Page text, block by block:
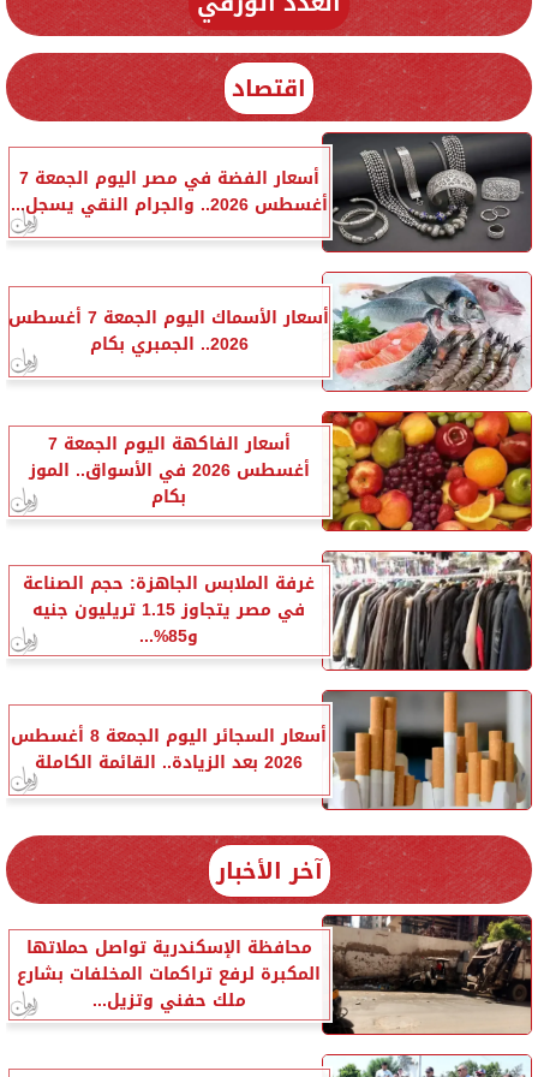
اقتصاد
أسعار الفضة في مصر اليوم الجمعة 7
أغسطس 2026.. والجرام النقي يسجل...
أسعار الأسماك اليوم الجمعة 7 أغسطس
2026.. الجمبري بكام
أسعار الفاكهة اليوم الجمعة 7
أغسطس 2026 في الأسواق.. الموز
بكام
غرفة الملابس الجاهزة: حجم الصناعة
في مصر يتجاوز 1.15 تريليون جنيه
و85%...
أسعار السجائر اليوم الجمعة 8 أغسطس
2026 بعد الزيادة.. القائمة الكاملة
آخر الأخبار
محافظة الإسكندرية تواصل حملاتها
المكبرة لرفع تراكمات المخلفات بشارع
ملك حفني وتزيل...